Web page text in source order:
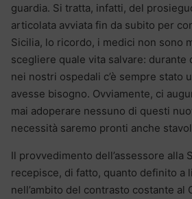
guardia. Si tratta, infatti, del
articolata avviata fin da subito per
Sicilia, lo ricordo, i medici non sono
scegliere quale vita salvare: durante
nei nostri ospedali c’è sempre stato
avesse bisogno. Ovviamente, ci
mai adoperare nessuno di questi
necessità saremo pronti anche
Il provvedimento dell’assessore alla
recepisce, di fatto, quanto definito a
nell’ambito del contrasto costante al